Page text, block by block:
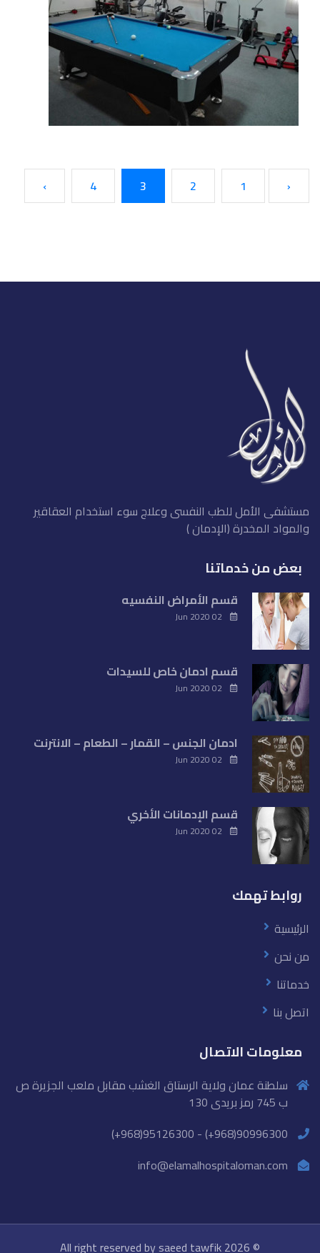
‹
1
2
3
4
›
مستشفى الأمل للطب النفسى وعلاج سوء استخدام العقاقير
والمواد المخدرة (الإدمان )
بعض من خدماتنا
قسم الأمراض النفسيه
قسم ادمان خاص للسيدات
ادمان الجنس – القمار – الطعام – الانترنت
قسم الإدمانات الأخري
روابط تهمك
الرئيسية
من نحن
خدماتنا
اتصل بنا
معلومات الاتصال
سلطنة عمان ولاية الرستاق الغشب مقابل ملعب الجزيرة ص
ب 745 رمز بريدى 130
90996300(968+) - 95126300(968+)
info@elamalhospitaloman.com
© 2026 All right reserved by
saeed tawfik